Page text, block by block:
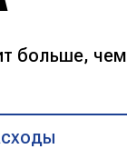
больше, чем